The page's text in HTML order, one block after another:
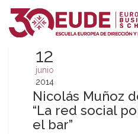
12
junio
2014
Nicolás Muñoz
“La red social
el bar”